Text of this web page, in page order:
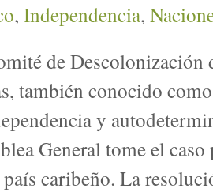
, Independencia,
de Descolonización
también conocido
y
General tome el caso
caribeño. La